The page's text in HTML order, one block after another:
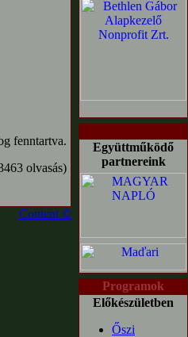
fenntartva.
olvasás)
Content ©
Együttműködő
partnereink
Programok
Előkészületben
Őszi